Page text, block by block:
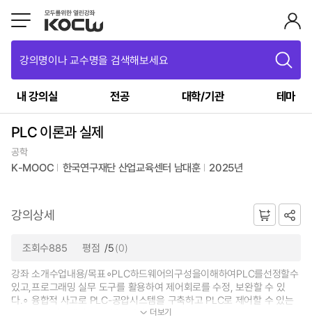
강의명이나 교수명을 검색해보세요
내 강의실 전공 대학/기관 테마
PLC 이론과 실제
공학
K-MOOC 한국연구재단 산업교육센터 남대훈 2025년
강의상세
조회수885 평점 /5(0)
강좌 소개수업내용/목표∘PLC하드웨어의구성을이해하여PLC를선정할수
있고,프로그래밍 실무 도구를 활용하여 제어회로를 수정, 보완할 수 있
다.∘ 융합적 사고로 PLC-공압시스템을 구축하고 PLC로 제어할 수 있는
PLC-공압시스템의구축과운용을할수있...
더보기